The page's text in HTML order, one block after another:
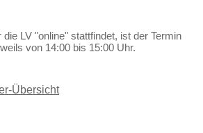
LV "online" stattfindet, ist der Termin
von 14:00 bis 15:00 Uhr.
Übersicht